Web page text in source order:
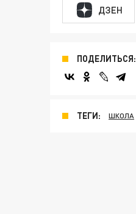
ДЗЕН
ПОДЕЛИТЬСЯ:
ТЕГИ: ШКОЛА